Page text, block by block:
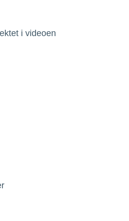
i videoen